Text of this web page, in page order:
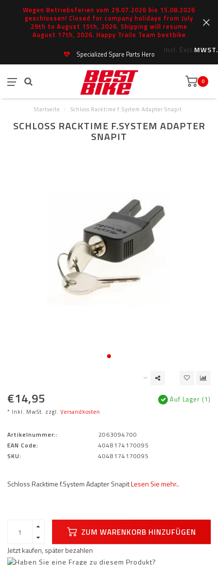
Wegen Betriebsferien vom 29.07.2026 bis 15.08.2026
geschlossen! Closed for company holidays from July
29th to August 15th, 2026. Shipping will resume
August 17th, 2026. Happy Trails Team bestbike
Incl. Excl.MWST.
Specialized Spare Parts Hero
0
Startseite / Schloss Racktime f.System Adapter Snapit
SCHLOSS RACKTIME F.SYSTEM ADAPTER
SNAPIT
€14,95
* Inkl. MwSt. zzgl. Versandkosten
Auf Lager (1)
Artikelnummer::
2063094700
EAN Code:
4048174170095
SKU:
4048174170095
Schloss Racktime f.System Adapter SnapitLesen Sie mehr..
ZUM WARENKORB HINZUFÜGEN
Jetzt kaufen, später bezahlen